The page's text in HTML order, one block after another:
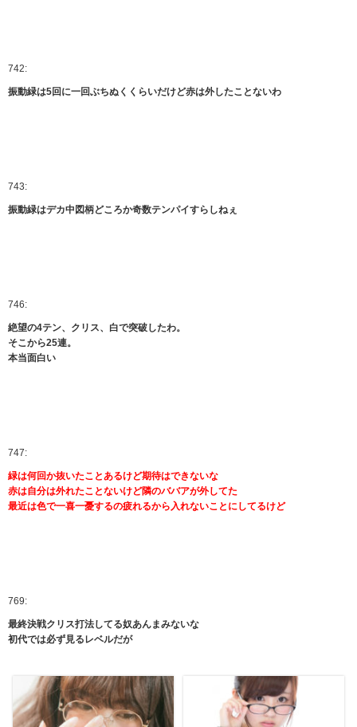
742:
振動緑は5回に一回ぶちぬくくらいだけど赤は外したことないわ
743:
振動緑はデカ中図柄どころか奇数テンパイすらしねぇ
746:
絶望の4テン、クリス、白で突破したわ。
そこから25連。
本当面白い
747:
緑は何回か抜いたことあるけど期待はできないな
赤は自分は外れたことないけど隣のババアが外してた
最近は色で一喜一憂するの疲れるから入れないことにしてるけど
769:
最終決戦クリス打法してる奴あんまみないな
初代では必ず見るレベルだが